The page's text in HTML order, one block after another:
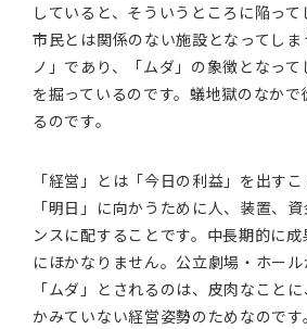
していると、そういうところに陥っ
市民とは関係のない施設となってし
ノ」であり、「ムダ」の象徴となっ
を掘っているのです。蟻地獄のなか
るのです。
「経営」とは「今日の利益」を出す
「明日」に向かうために人、装置、
ンスに配することです。中長期的に
にほかなりません。公立劇場・ホール
「ムダ」とされるのは、皮肉なこと
かみていない経営姿勢のためなので